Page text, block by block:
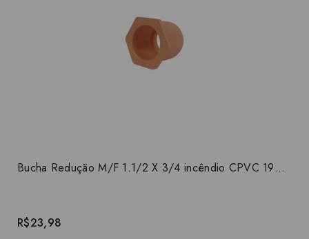
Bucha Redução M/F 1.1/2 X 3/4 incêndio CPVC 19039
R$23,98